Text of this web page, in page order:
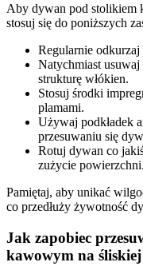
Aby dywan pod stolikiem
stosuj się do poniższych
Regularnie
Natychmiast
strukturę włókien.
Stosuj środki
plamami.
Używaj podkładek
przesuwaniu się
Rotuj dywan co
zużycie powierzchni.
Pamiętaj, aby unikać
co przedłuży żywotność
Jak zapobiec
kawowym na śliskiej